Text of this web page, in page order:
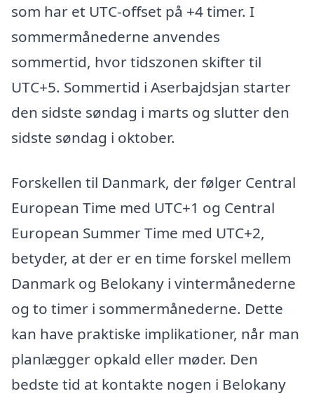
som har et UTC-offset på +4 timer. I
sommermånederne anvendes
sommertid, hvor tidszonen skifter til
UTC+5. Sommertid i Aserbajdsjan starter
den sidste søndag i marts og slutter den
sidste søndag i oktober.
Forskellen til Danmark, der følger Central
European Time med UTC+1 og Central
European Summer Time med UTC+2,
betyder, at der er en time forskel mellem
Danmark og Belokany i vintermånederne
og to timer i sommermånederne. Dette
kan have praktiske implikationer, når man
planlægger opkald eller møder. Den
bedste tid at kontakte nogen i Belokany